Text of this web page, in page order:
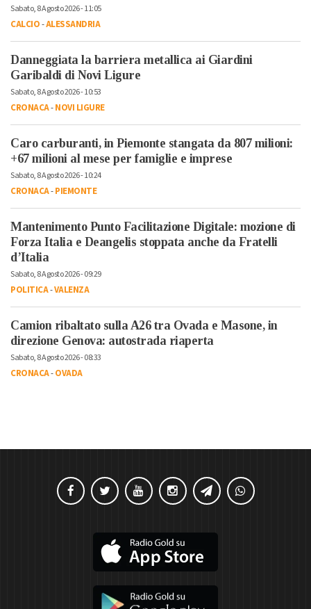
Sabato, 8 Agosto 2026 - 11:05
CALCIO-ALESSANDRIA
Danneggiata la barriera metallica ai Giardini
Garibaldi di Novi Ligure
Sabato, 8 Agosto 2026 - 10:53
CRONACA-NOVI LIGURE
Caro carburanti, in Piemonte stangata da 807 milioni:
+67 milioni al mese per famiglie e imprese
Sabato, 8 Agosto 2026 - 10:24
CRONACA-PIEMONTE
Mantenimento Punto Facilitazione Digitale: mozione di
Forza Italia e Deangelis stoppata anche da Fratelli
d’Italia
Sabato, 8 Agosto 2026 - 09:29
POLITICA-VALENZA
Camion ribaltato sulla A26 tra Ovada e Masone, in
direzione Genova: autostrada riaperta
Sabato, 8 Agosto 2026 - 08:33
CRONACA-OVADA